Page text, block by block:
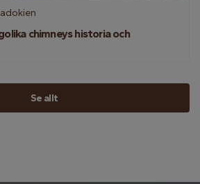
chimneys historia och
Se allt